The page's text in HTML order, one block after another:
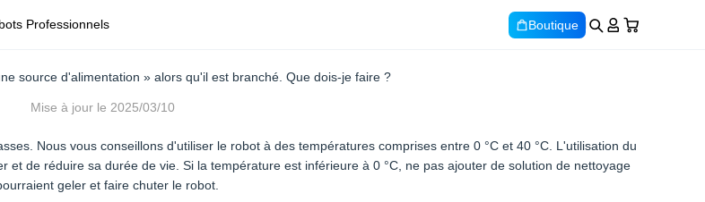
Professionnels Boutique
source d'alimentation » alors qu'il est branché. Que dois-je faire ?
Mise à jour le 2025/03/10
Nous vous conseillons d'utiliser le robot à des températures comprises entre 0 °C et 40 °C. L'utilisation du
de réduire sa durée de vie. Si la température est inférieure à 0 °C, ne pas ajouter de solution de nettoyage
geler et faire chuter le robot.